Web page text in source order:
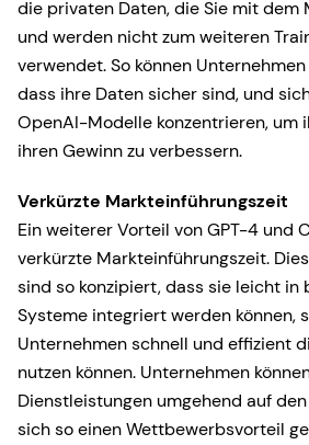
die privaten Daten, die Sie mit dem
und werden nicht zum weiteren
verwendet. So können
dass ihre Daten sicher sind, und
OpenAI-Modelle konzentrieren, um
ihren Gewinn zu verbessern.
Verkürzte Markteinführungszeit
Ein weiterer Vorteil von GPT-4 und
verkürzte Markteinführungszeit.
sind so konzipiert, dass sie leicht in
Systeme integriert werden können,
Unternehmen schnell und effizient
nutzen können. Unternehmen
Dienstleistungen umgehend auf
sich so einen Wettbewerbsvorteil